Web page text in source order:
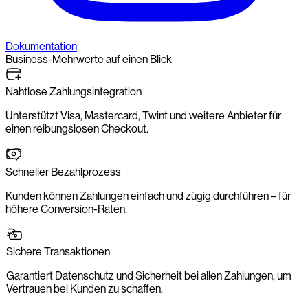
Dokumentation
Business-Mehrwerte auf einen Blick
Nahtlose Zahlungsintegration
Unterstützt Visa, Mastercard, Twint und weitere Anbieter für
einen reibungslosen Checkout.
Schneller Bezahlprozess
Kunden können Zahlungen einfach und zügig durchführen – für
höhere Conversion-Raten.
Sichere Transaktionen
Garantiert Datenschutz und Sicherheit bei allen Zahlungen, um
Vertrauen bei Kunden zu schaffen.